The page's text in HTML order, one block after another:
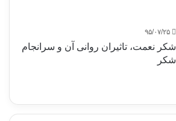
۹۵/۰۷/۲۵
شکر نعمت، تاثیران روانی آن و سرانجام
شکر